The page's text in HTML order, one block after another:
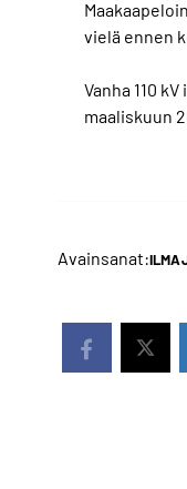
vielä ennen
Vanha 110
maaliskuun
Avainsanat: